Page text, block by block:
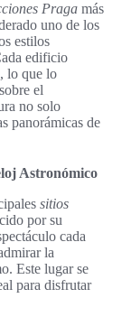
Praga más
uno de los
estilos
edificio
lo que lo
el
no solo
panorámicas de
Astronómico
sitios
por su
cada
la
Este lugar se
para disfrutar